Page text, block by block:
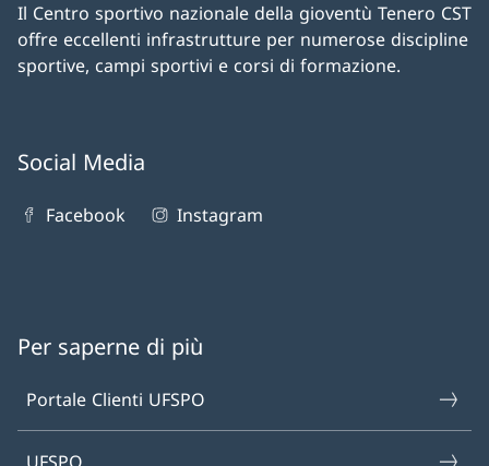
Il Centro sportivo nazionale della gioventù Tenero CST
offre eccellenti infrastrutture per numerose discipline
sportive, campi sportivi e corsi di formazione.
Social Media
Facebook Instagram
Per saperne di più
Portale Clienti UFSPO